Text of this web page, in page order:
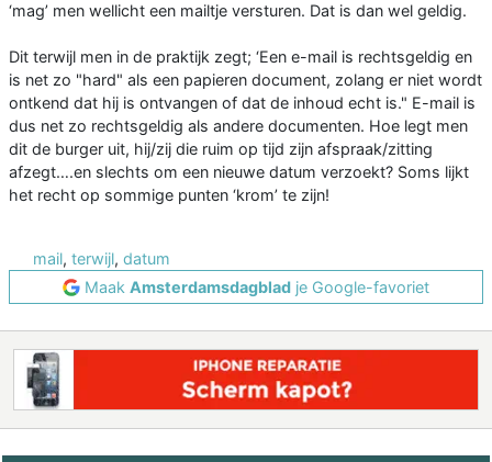
‘mag’ men wellicht een mailtje versturen. Dat is dan wel geldig.
Dit terwijl men in de praktijk zegt; ‘Een e-mail is rechtsgeldig en
is net zo "hard" als een papieren document, zolang er niet wordt
ontkend dat hij is ontvangen of dat de inhoud echt is." E-mail is
dus net zo rechtsgeldig als andere documenten. Hoe legt men
dit de burger uit, hij/zij die ruim op tijd zijn afspraak/zitting
afzegt….en slechts om een nieuwe datum verzoekt? Soms lijkt
het recht op sommige punten ‘krom’ te zijn!
mail, terwijl, datum
Maak Amsterdamsdagblad je Google-favoriet